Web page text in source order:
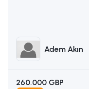
Adem Akın
260.000 GBP